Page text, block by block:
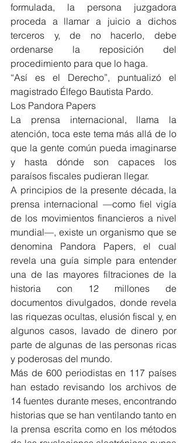
formulada, la persona juzgadora
proceda a llamar a juicio a dichos
terceros y, de no hacerlo, debe
ordenarse la reposición del
procedimiento para que lo haga.
“Así es el Derecho”, puntualizó el
magistrado Élfego Bautista Pardo.
Los Pandora Papers
La prensa internacional, llama la
atención, toca este tema más allá de lo
que la gente común pueda imaginarse
y hasta dónde son capaces los
paraísos fiscales pudieran llegar.
A principios de la presente década, la
prensa internacional —como fiel vigía
de los movimientos financieros a nivel
mundial—, existe un organismo que se
denomina Pandora Papers, el cual
revela una guía simple para entender
una de las mayores filtraciones de la
historia con 12 millones de
documentos divulgados, donde revela
las riquezas ocultas, elusión fiscal y, en
algunos casos, lavado de dinero por
parte de algunas de las personas ricas
y poderosas del mundo.
Más de 600 periodistas en 117 países
han estado revisando los archivos de
14 fuentes durante meses, encontrando
historias que se han ventilando tanto en
la prensa escrita como en los métodos